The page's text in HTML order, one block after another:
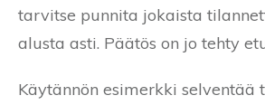
tarvitse punnita jokaista
alusta asti. Päätös on jo tehty
Käytännön esimerkki selventää